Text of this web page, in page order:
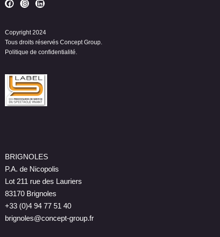
Copyright 2024
Tous droits réservés Concept Group.
Politique de confidentialité.
BRIGNOLES
P.A. de Nicopolis
Lot 211 rue des Lauriers
83170 Brignoles
+33 (0)4 94 77 51 40
brignoles@concept-group.fr